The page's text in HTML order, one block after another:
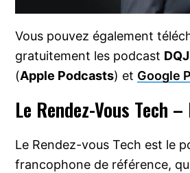
Vous pouvez également
gratuitement les podcast
(Apple Podcasts) et Google
Le Rendez-Vous Tech
Le Rendez-vous Tech est le
francophone de référence,